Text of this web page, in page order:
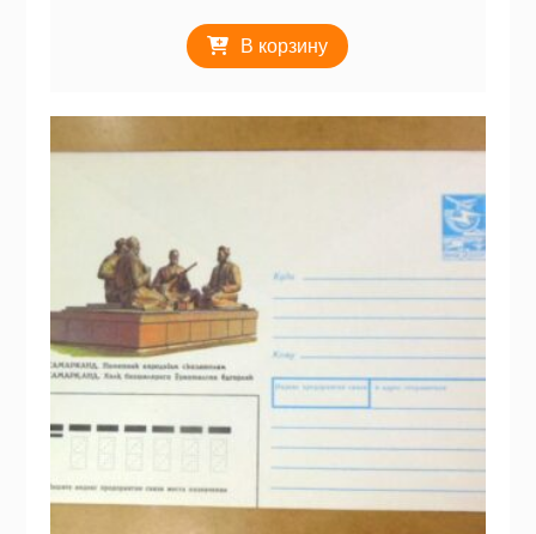
В корзину